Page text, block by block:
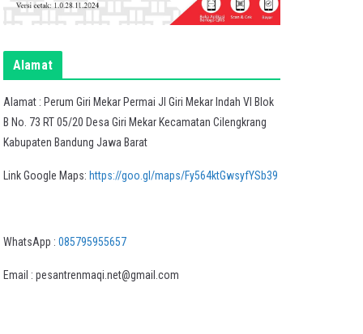
Alamat
Alamat : Perum Giri Mekar Permai Jl Giri Mekar Indah VI Blok
B No. 73 RT 05/20 Desa Giri Mekar Kecamatan Cilengkrang
Kabupaten Bandung Jawa Barat
Link Google Maps: https://goo.gl/maps/Fy564ktGwsyfYSb39
WhatsApp : 085795955657
Email : pesantrenmaqi.net@gmail.com